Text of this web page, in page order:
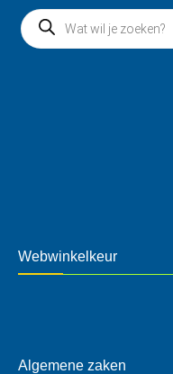
Webwinkelkeur
Algemene zaken